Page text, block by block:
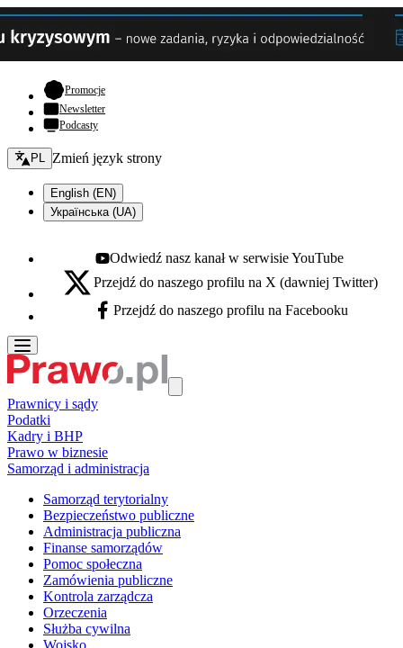
Promocje- otwiera się w nowej karcie
Newsletter
Podcasty
Zmień język - bieżący:
PL Zmień język strony
English (EN)
Українська (UA)
Youtube - otwiera się w nowej karcie
Odwiedź nasz kanał w serwisie YouTube
X - otwiera się w nowej karcie
Przejdź do naszego profilu na X (dawniej Twitter)
Facebook - otwiera się w nowej karcie
Przejdź do naszego profilu na Facebooku
Prawnicy i sądy
Podatki
Kadry i BHP
Prawo w biznesie
Samorząd i administracja
Samorząd terytorialny
Bezpieczeństwo publiczne
Administracja publiczna
Finanse samorządów
Pomoc społeczna
Zamówienia publiczne
Kontrola zarządcza
Orzeczenia
Służba cywilna